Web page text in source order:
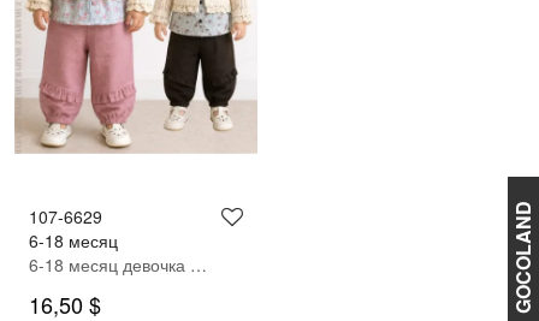
GOCOLAND
107-6629
6-18 месяц
6-18 месяц девочка Кардиган брюки костюм
16,50 $